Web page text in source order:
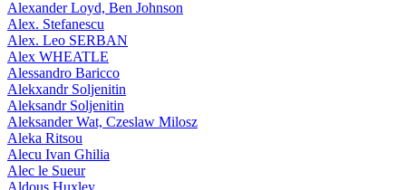
Alexander Loyd, Ben Johnson
Alex. Stefanescu
Alex. Leo SERBAN
Alex WHEATLE
Alessandro Baricco
Alekxandr Soljenitin
Aleksandr Soljenitin
Aleksander Wat, Czeslaw Milosz
Aleka Ritsou
Alecu Ivan Ghilia
Alec le Sueur
Aldous Huxley